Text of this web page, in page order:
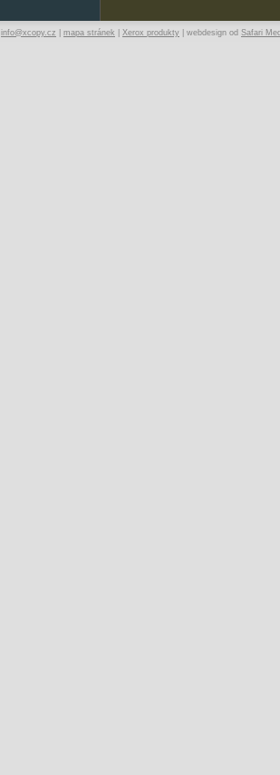
info@xcopy.cz mapa stránek Xerox produkty | webdesign od Safari